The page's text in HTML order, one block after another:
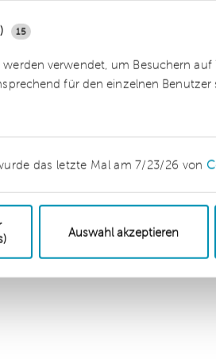
15
werden verwendet, um Besuchern
für den einzelnen
das letzte Mal am 7/23/26 von
Auswahl akzeptieren
nicht unter dem Vorbehalt
hätte, da es sich nicht
zwischen den
handelte.
der sicherlich auch
und Arbeitnehmern sein
– auch weiterhin – sein, zu
Geschäftsbedingung
ist dies vor allem